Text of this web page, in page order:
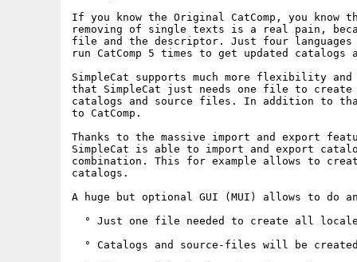
If you know the Original CatComp, you
removing of single texts is a real pain,
file and the descriptor. Just four
run CatComp 5 times to get updated
SimpleCat supports much more flexibility
that SimpleCat just needs one file to
catalogs and source files. In addition to that
to CatComp.
Thanks to the massive import and export
SimpleCat is able to import and export
combination. This for example allows to
catalogs.
A huge but optional GUI (MUI) allows to
° Just one file needed to create all
° Catalogs and source-files will be